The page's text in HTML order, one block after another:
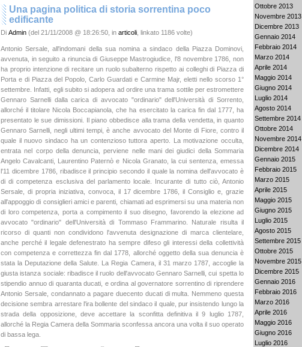
Ottobre 2013
Novembre 2013
Dicembre 2013
Gennaio 2014
Febbraio 2014
Marzo 2014
Aprile 2014
Maggio 2014
Giugno 2014
Luglio 2014
Agosto 2014
Settembre 2014
Ottobre 2014
Novembre 2014
Dicembre 2014
Gennaio 2015
Febbraio 2015
Marzo 2015
Aprile 2015
Maggio 2015
Giugno 2015
Luglio 2015
Agosto 2015
Settembre 2015
Ottobre 2015
Novembre 2015
Dicembre 2015
Gennaio 2016
Febbraio 2016
Marzo 2016
Aprile 2016
Maggio 2016
Giugno 2016
Luglio 2016
Una pagina politica di storia sorrentina poco
edificante
Di Admin (del 21/11/2008 @ 18:26:50, in articoli , linkato 1186 volte)
Antonio Sersale, all'indomani della sua nomina a sindaco della Piazza Dominovi,
avvenuta, in seguito a rinuncia di Giuseppe Mastrogiudice, l'8 novembre 1786, non
ha proprio intenzione di recitare un ruolo subalterno rispetto ai colleghi di Piazza di
Porta e di Piazza del Popolo, Carlo Guardati e Carmine Majr, eletti nello scorso 1°
settembre. Infatti, egli subito si adopera ad ordire una trama sottile per estromettere
Gennaro Sarnelli dalla carica di avvocato "ordinario" dell'Università di Sorrento,
allorché il titolare Nicola Boccapianola, che ha esercitato la carica fin dal 1777, ha
presentato le sue dimissioni. Il piano obbedisce alla trama della vendetta, in quanto
Gennaro Sarnelli, negli ultimi tempi, è anche avvocato del Monte di Fiore, contro il
quale il nuovo sindaco ha un contenzioso tuttora aperto. La motivazione occulta,
entrata nel corpo della denuncia, perviene nelle mani dei giudici della Sommaria
Angelo Cavalcanti, Laurentino Paternò e Nicola Granato, la cui sentenza, emessa
l'11 dicembre 1786, ribadisce il principio secondo il quale la nomina dell'avvocato è
di di competenza esclusiva del parlamento locale. Incurante di tutto ciò, Antonio
Sersale, di propria iniziativa, convoca, il 17 dicembre 1786, il Consiglio e, grazie
all'appoggio di consiglieri amici e parenti, chiamati ad esprimersi su una materia non
di loro competenza, porta a compimento il suo disegno, favorendo la elezione ad
avvocato "ordinario" dell'Università di Tommaso Frammarino. Naturale risulta il
ricorso di quanti non condividono l'avvenuta designazione di marca clientelare,
anche perché il legale defenestrato ha sempre difeso gli interessi della collettività
con competenza e correttezza fin dal 1778, allorché oggetto della sua denuncia è
stata la Deputazione della Salute. La Regia Camera, il 31 marzo 1787, accoglie la
giusta istanza sociale: ribadisce il ruolo dell'avvocato Gennaro Sarnelli, cui spetta lo
stipendio annuo di quaranta ducati, e ordina al governatore sorrentino di riprendere
Antonio Sersale, condannato a pagare duecento ducati di multa. Nemmeno questa
decisione sembra arrestare l'ira bollente del sindaco il quale, pur insistendo lungo la
strada della opposizione, deve accettare la sconfitta definitiva il 9 luglio 1787,
allorché la Regia Camera della Sommaria sconfessa ancora una volta il suo operato
di bassa lega.